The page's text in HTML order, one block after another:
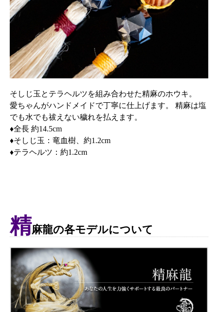
そしじ玉とテラヘルツを組み合わせた精麻のホウキ。
愛ちゃんがハンドメイドで丁寧に仕上げます。 精麻は塩
でも水でも祓えない穢れを払えます。
♦全長 約14.5cm
♦そしじ玉：竜血樹、約1.2cm
♦テラヘルツ：約1.2cm
精麻龍の各モデルについて